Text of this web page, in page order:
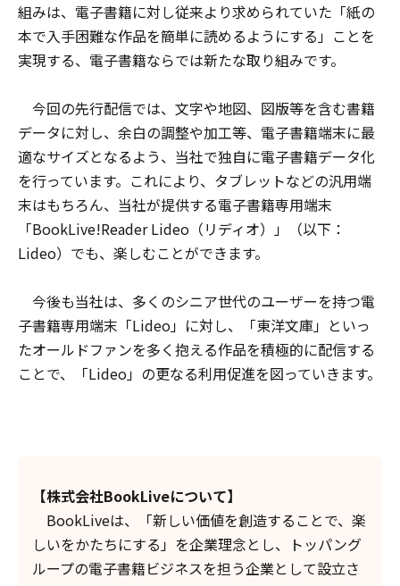
組みは、電子書籍に対し従来より求められていた「紙の
本で入手困難な作品を簡単に読めるようにする」ことを
実現する、電子書籍ならでは新たな取り組みです。
今回の先行配信では、文字や地図、図版等を含む書籍
データに対し、余白の調整や加工等、電子書籍端末に最
適なサイズとなるよう、当社で独自に電子書籍データ化
を行っています。これにより、タブレットなどの汎用端
末はもちろん、当社が提供する電子書籍専用端末
「BookLive!Reader Lideo（リディオ）」（以下：
Lideo）でも、楽しむことができます。
今後も当社は、多くのシニア世代のユーザーを持つ電
子書籍専用端末「Lideo」に対し、「東洋文庫」といっ
たオールドファンを多く抱える作品を積極的に配信する
ことで、「Lideo」の更なる利用促進を図っていきます。
【株式会社BookLiveについて】
BookLiveは、「新しい価値を創造することで、楽
しいをかたちにする」を企業理念とし、トッパング
ループの電子書籍ビジネスを担う企業として設立さ